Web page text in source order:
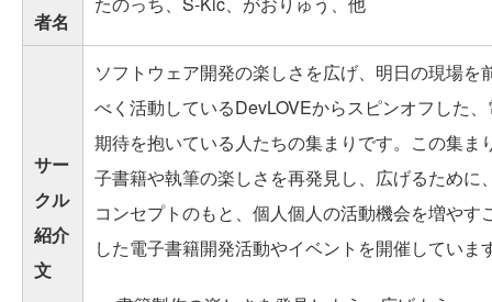
者名
サー
クル
紹介
文
ソフトウェア開発の楽しさを広げ、明日の現場を
べく活動しているDevLOVEからスピンオフした
期待を抱いている人たちの集まりです。この集ま
子書籍や執筆の楽しさを再発見し、広げるために
コンセプトのもと、個人個人の活動機会を増やす
した電子書籍開発活動やイベントを開催していま